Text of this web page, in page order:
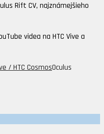
Rift CV, najznámejšieho
videa na HTC Vive a
/ HTC CosmosOculus